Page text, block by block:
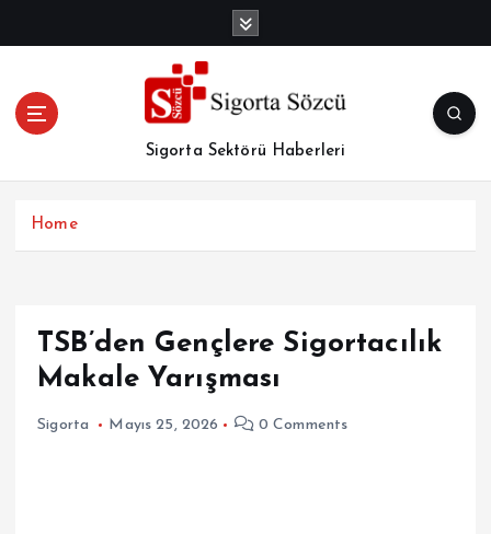
Sigorta Sektörü Haberleri
Home
TSB’den Gençlere Sigortacılık
Makale Yarışması
Sigorta Mayıs 25, 2026 0 Comments